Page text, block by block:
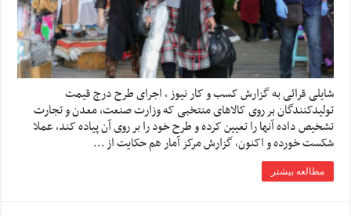
شایلی قرائی به گزارش کسب و کار نیوز ، اجرای طرح درج قیمت
تولیدکنندگان بر روی کالاهای منتخبی که وزارت صنعت، معدن و تجارت
تشخیص داده آنها را تعیین کرده و طرح خود را بر روی آن پیاده کند، عملا
شکست خورده و اکنون، گزارش مرکز آمار هم حکایت از …
مطالعه بیشتر